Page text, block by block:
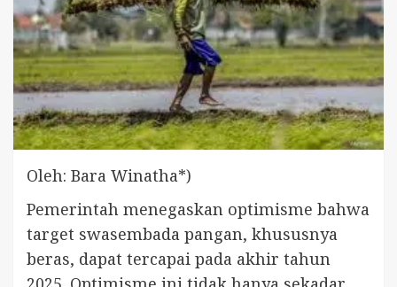
Oleh: Bara Winatha*)
Pemerintah menegaskan optimisme bahwa
target swasembada pangan, khususnya
beras, dapat tercapai pada akhir tahun